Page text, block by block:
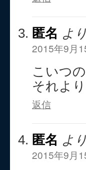
匿名 よ
2015年9月
こいつ
それよ
返信
匿名 よ
2015年9月